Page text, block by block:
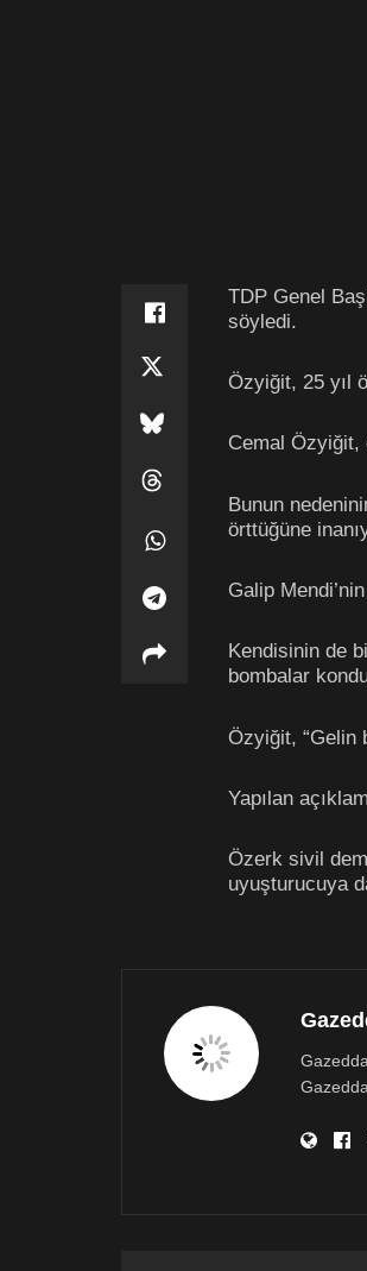
TDP Genel
söyledi.
Özyiğit, 25 yıl
Cemal Özyiğit,
Bunun
örttüğüne
Galip
Kendisinin de
bombalar
Özyiğit, “Gelin
Yapılan
Özerk sivil
uyuşturucuya